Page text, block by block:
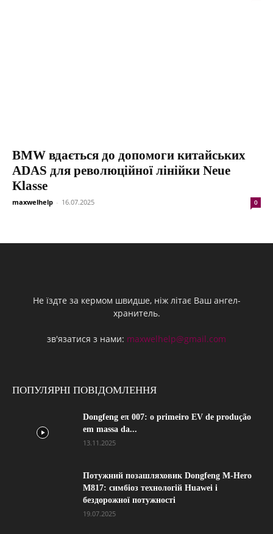
BMW вдається до допомоги китайських
ADAS для революційної лінійки Neue
Klasse
maxwelhelp - 16.07.2025 0
Не їздте за кермом швидше, ніж літає Ваш ангел-
хранитель.
зв'язатися з нами: maxwelhelp@gmail.com
ПОПУЛЯРНІ ПОВІДОМЛЕННЯ
Dongfeng eπ 007: o primeiro EV de produção
em massa da...
13.11.2025
Потужний позашляховик Dongfeng M-Hero
M817: симбіоз технологій Huawei і
бездорожної потужності
19.07.2025